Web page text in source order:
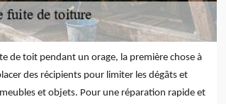
de toit pendant un orage, la première chose à
des récipients pour limiter les dégâts et
et objets. Pour une réparation rapide et